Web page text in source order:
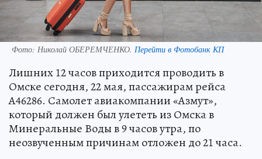
Фото: Николай ОБЕРЕМЧЕНКО. Перейти в Фотобанк КП
Лишних 12 часов приходится проводить в
Омске сегодня, 22 мая, пассажирам рейса
A46286. Самолет авиакомпании «Азмут»,
который должен был улететь из Омска в
Минеральные Воды в 9 часов утра, по
неозвученным причинам отложен до 21 часа.